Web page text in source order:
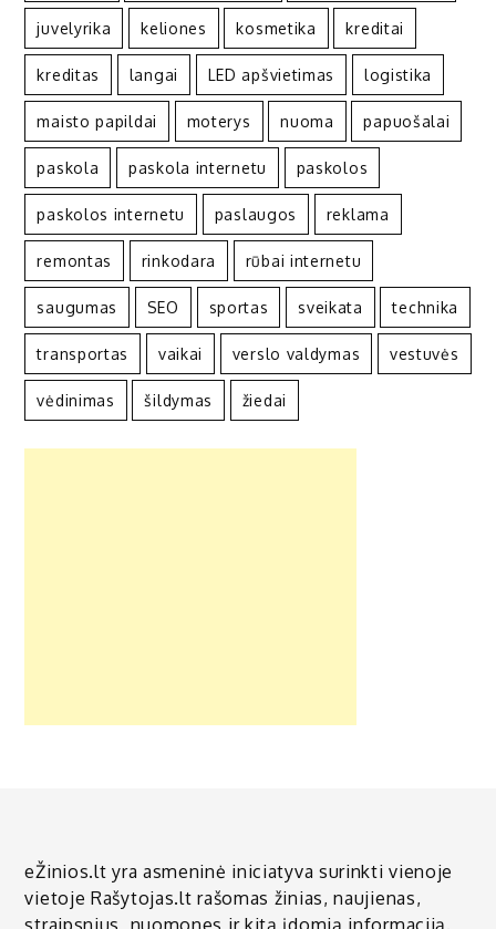
juvelyrika keliones kosmetika kreditai
kreditas langai LED apšvietimas logistika
maisto papildai moterys nuoma papuošalai
paskola paskola internetu paskolos
paskolos internetu paslaugos reklama
remontas rinkodara rūbai internetu
saugumas SEO sportas sveikata technika
transportas vaikai verslo valdymas vestuvės
vėdinimas šildymas žiedai
eŽinios.lt yra asmeninė iniciatyva surinkti vienoje
vietoje Rašytojas.lt rašomas žinias, naujienas,
straipsnius, nuomones ir kitą įdomią informaciją.